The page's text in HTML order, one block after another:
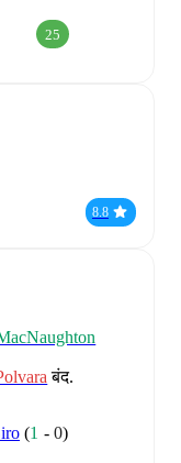
25
8.8
बंद.
(1 -0)